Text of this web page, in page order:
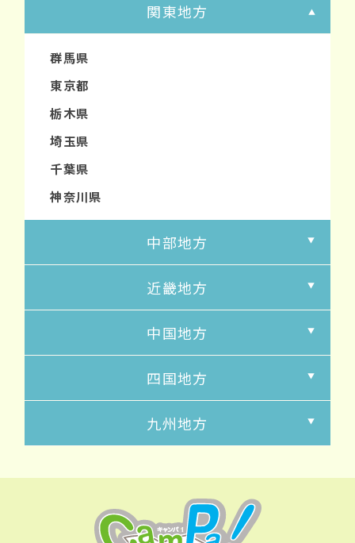
関東地方
群馬県
東京都
栃木県
埼玉県
千葉県
神奈川県
中部地方
近畿地方
中国地方
四国地方
九州地方